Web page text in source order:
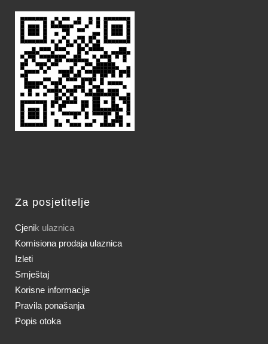
Za posjetitelje
Cjenik ulaznica
Komisiona prodaja ulaznica
Izleti
Smještaj
Korisne informacije
Pravila ponašanja
Popis otoka